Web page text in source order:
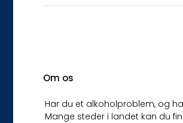
Om os
Har du et alkoholproblem, og
Mange steder i landet kan du